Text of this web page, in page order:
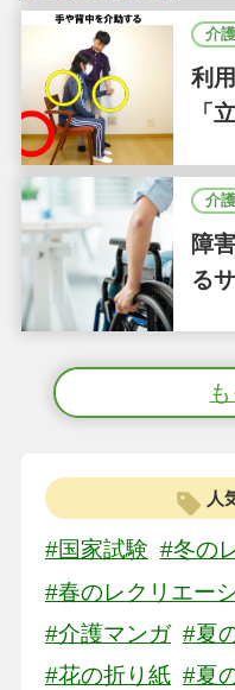
D
護
介
利
「
（
介
障
る
人
#国家試験 #冬の
#春のレクリエー
#介護マンガ #夏
#花の折り紙 #夏